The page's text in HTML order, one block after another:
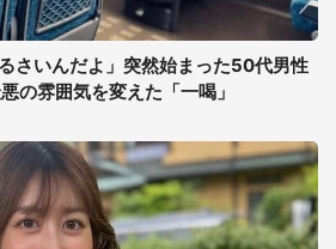
さいんだよ」突然始まった50代男性
の雰囲気を変えた「一喝」